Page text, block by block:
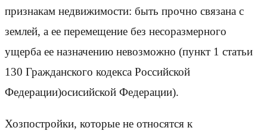
признакам недвижимости: быть прочно связана с
землей, а ее перемещение без несоразмерного
ущерба ее назначению невозможно (пункт 1 статьи
130 Гражданского кодекса Российской
Федерации)осисийской Федерации).
Хозпостройки, которые не относятся к